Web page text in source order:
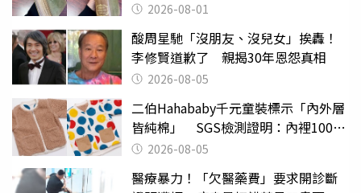
2026-08-01
酸周星馳「沒朋友、沒兒女」挨轟！
李修賢道歉了 親揭30年恩怨真相
2026-08-05
二伯Hahababy千元童裝標示「內外層
皆純棉」 SGS檢測證明：內裡100%
聚酯纖維
2026-08-05
醫療暴力！「欠醫藥費」要求開診斷